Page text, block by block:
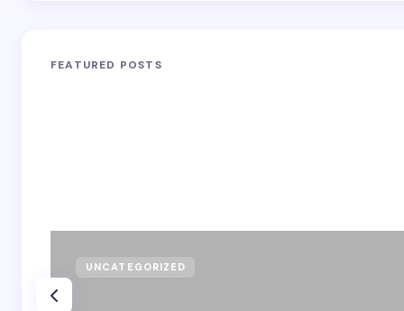
FEATURED POSTS
UNCATEGORIZED